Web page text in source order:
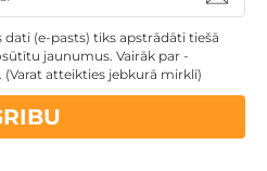
pie jūras
Derīgs arī
Atpūtai Līgo svētkos
ĢIMENEI
4 personu
TOP atpūta Baltijā
(e-pasts) tiks apstrādāti tiešā
jaunumus. Vairāk par -
. (Varat atteikties jebkurā mirklī)